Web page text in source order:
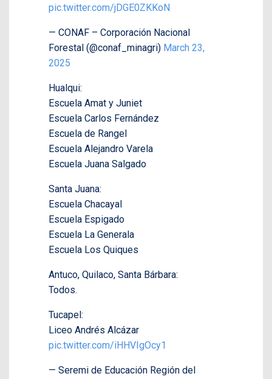
pic.twitter.com/jDGE0ZKKoN
— CONAF – Corporación Nacional
Forestal (@conaf_minagri) March 23,
2025
Hualqui:
Escuela Amat y Juniet
Escuela Carlos Fernández
Escuela de Rangel
Escuela Alejandro Varela
Escuela Juana Salgado
Santa Juana:
Escuela Chacayal
Escuela Espigado
Escuela La Generala
Escuela Los Quiques
Antuco, Quilaco, Santa Bárbara:
Todos.
Tucapel:
Liceo Andrés Alcázar
pic.twitter.com/iHHVIgOcy1
— Seremi de Educación Región del